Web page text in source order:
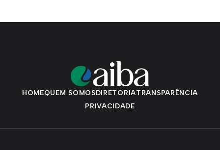
HOMEQUEM SOMOSDIRETORIATRANSPARÊNCIA
PRIVACIDADE